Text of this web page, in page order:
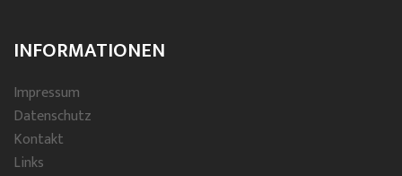
INFORMATIONEN
Impressum
Datenschutz
Kontakt
Links